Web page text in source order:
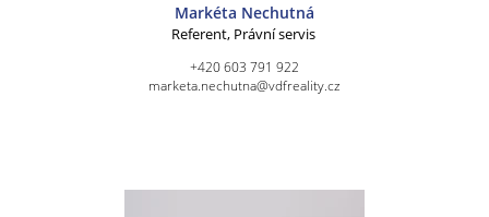
Markéta Nechutná
Referent, Právní servis
+420 603 791 922
marketa.nechutna@vdfreality.cz